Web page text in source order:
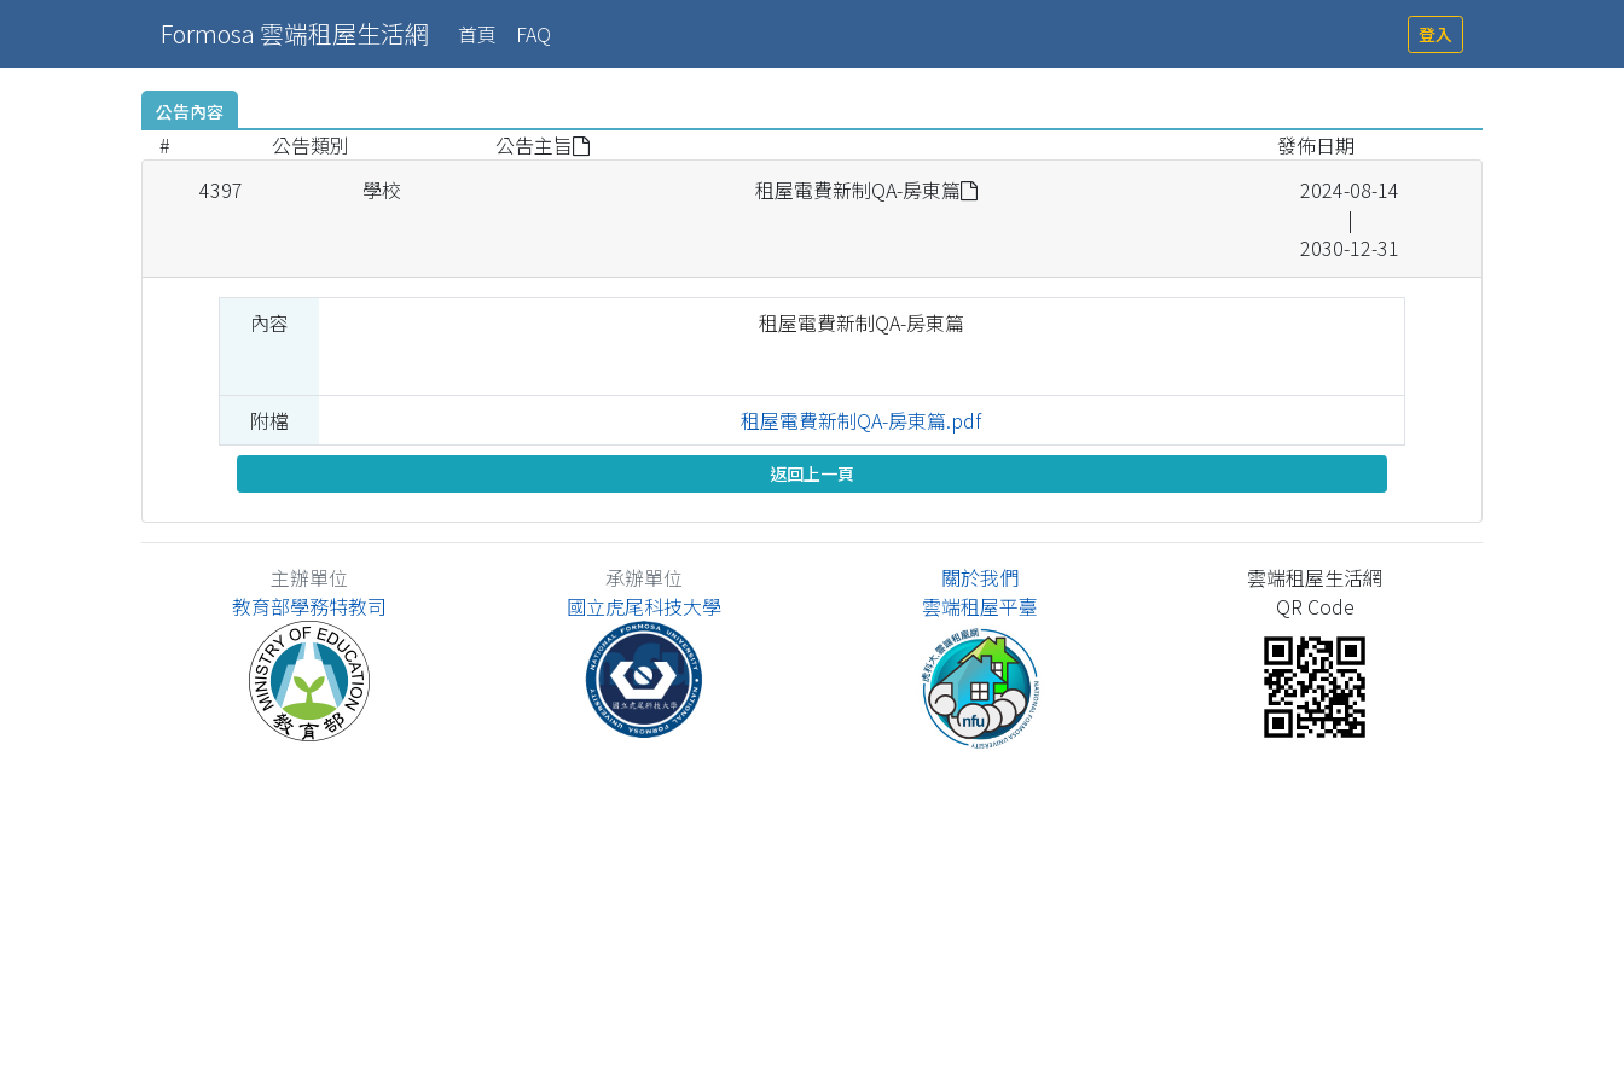
Formosa 雲端租屋生活網 首頁 (current)
FAQ 登入
公告內容
# 公告類別 公告主旨
發佈日期
4397
學校 租屋電費新制QA-房東篇
2024-08-14
|
2030-12-31
內容 租屋電費新制QA-房東篇
附檔 租屋電費新制QA-房東篇.pdf
返回上一頁
主辦單位
教育部學務特教司
承辦單位
國立虎尾科技大學
關於我們
雲端租屋平臺
雲端租屋生活網
QR Code